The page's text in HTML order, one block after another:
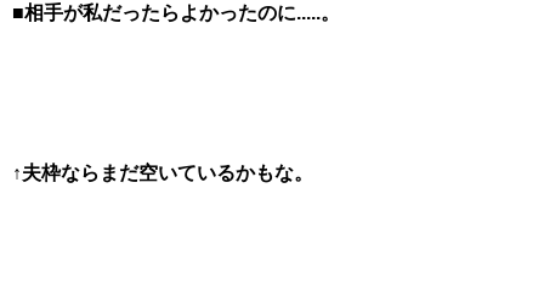
■相手が私だったらよかったのに.....。
↑夫枠ならまだ空いているかもな。